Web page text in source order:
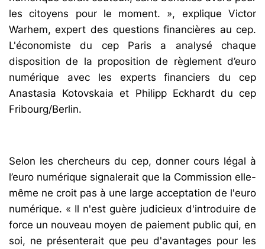
les citoyens pour le moment. », explique Victor
Warhem, expert des questions financières au cep.
L'économiste du cep Paris a analysé chaque
disposition de la proposition de règlement d’euro
numérique avec les experts financiers du cep
Anastasia Kotovskaia et Philipp Eckhardt du cep
Fribourg/Berlin.
Selon les chercheurs du cep, donner cours légal à
l’euro numérique signalerait que la Commission elle-
même ne croit pas à une large acceptation de l'euro
numérique. « Il n'est guère judicieux d'introduire de
force un nouveau moyen de paiement public qui, en
soi, ne présenterait que peu d'avantages pour les